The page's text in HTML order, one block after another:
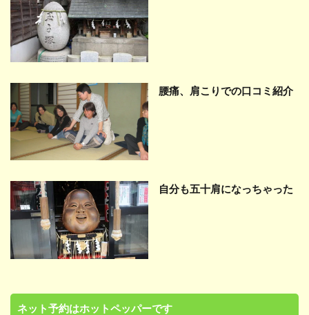
腰痛、肩こりでの口コミ紹介
自分も五十肩になっちゃった
ネット予約はホットペッパーです